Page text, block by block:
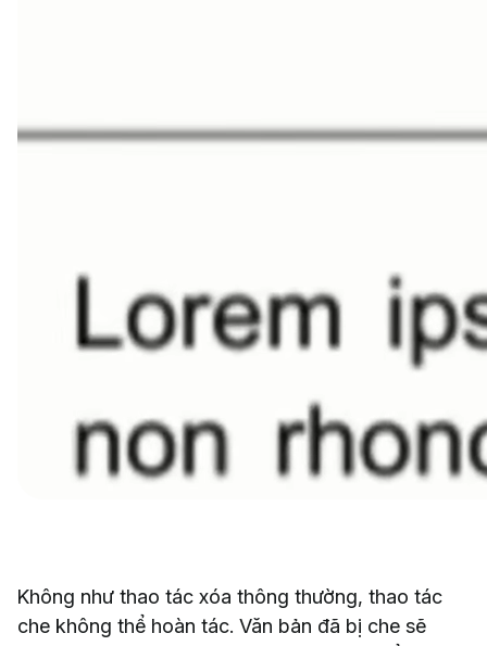
Không như thao tác xóa thông thường, thao tác
che không thể hoàn tác. Văn bản đã bị che sẽ